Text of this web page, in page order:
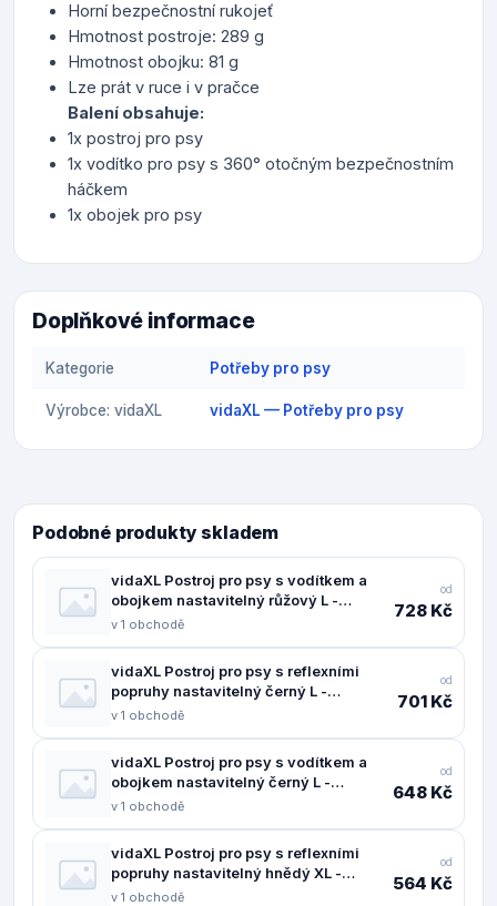
Horní bezpečnostní rukojeť
Hmotnost postroje: 289 g
Hmotnost obojku: 81 g
Lze prát v ruce i v pračce
Balení obsahuje:
1x postroj pro psy
1x vodítko pro psy s 360° otočným bezpečnostním
háčkem
1x obojek pro psy
Doplňkové informace
Kategorie Potřeby pro psy
Výrobce: vidaXL vidaXL — Potřeby pro psy
Podobné produkty skladem
vidaXL Postroj pro psy s vodítkem a
obojkem nastavitelný růžový L -
11461.4013394
v 1 obchodě
od
728 Kč
vidaXL Postroj pro psy s reflexními
popruhy nastavitelný černý L -
11461.4013370
v 1 obchodě
od
701 Kč
vidaXL Postroj pro psy s vodítkem a
obojkem nastavitelný černý L -
11461.4013390
v 1 obchodě
od
648 Kč
vidaXL Postroj pro psy s reflexními
popruhy nastavitelný hnědý XL -
11461.4013377
v 1 obchodě
od
564 Kč